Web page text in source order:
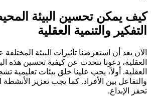
كيف يمكن تحسين البيئة
التفكير والتنمية العقلية
الآن بعد أن استعرضنا تأثيرات البيئة المختلفة
العقلية، دعونا نتحدث عن كيفية تحسين هذه
العقلية. أولاً، يجب علينا خلق بيئات تعليمية
والتفاعل بين الأفراد. كما يجب تعزيز الأنشطة
تحفز الإبداع.